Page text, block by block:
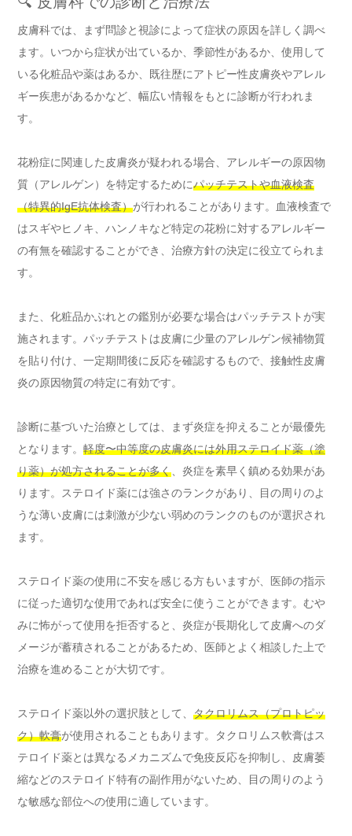
皮膚科では、まず問診と視診によって症状の原因を詳しく調べ
ます。いつから症状が出ているか、季節性があるか、使用して
いる化粧品や薬はあるか、既往歴にアトピー性皮膚炎やアレル
ギー疾患があるかなど、幅広い情報をもとに診断が行われま
す。
花粉症に関連した皮膚炎が疑われる場合、アレルギーの原因物
質（アレルゲン）を特定するためにパッチテストや血液検査
（特異的IgE抗体検査）が行われることがあります。血液検査で
はスギやヒノキ、ハンノキなど特定の花粉に対するアレルギー
の有無を確認することができ、治療方針の決定に役立てられま
す。
また、化粧品かぶれとの鑑別が必要な場合はパッチテストが実
施されます。パッチテストは皮膚に少量のアレルゲン候補物質
を貼り付け、一定期間後に反応を確認するもので、接触性皮膚
炎の原因物質の特定に有効です。
診断に基づいた治療としては、まず炎症を抑えることが最優先
となります。 軽度〜中等度の皮膚炎には外用ステロイド薬（塗
り薬）が処方されることが多く、炎症を素早く鎮める効果があ
ります。ステロイド薬には強さのランクがあり、目の周りのよ
うな薄い皮膚には刺激が少ない弱めのランクのものが選択され
ます。
ステロイド薬の使用に不安を感じる方もいますが、医師の指示
に従った適切な使用であれば安全に使うことができます。むや
みに怖がって使用を拒否すると、炎症が長期化して皮膚へのダ
メージが蓄積されることがあるため、医師とよく相談した上で
治療を進めることが大切です。
ステロイド薬以外の選択肢として、 タクロリムス（プロトピッ
ク）軟膏が使用されることもあります。タクロリムス軟膏はス
テロイド薬とは異なるメカニズムで免疫反応を抑制し、皮膚萎
縮などのステロイド特有の副作用がないため、目の周りのよう
な敏感な部位への使用に適しています。